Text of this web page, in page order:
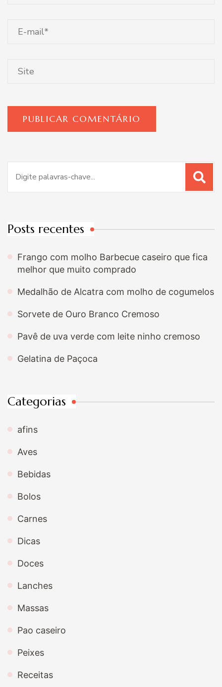
por:
Posts recentes
Frango com molho Barbecue caseiro que fica
melhor que muito comprado
Medalhão de Alcatra com molho de cogumelos
Sorvete de Ouro Branco Cremoso
Pavê de uva verde com leite ninho cremoso
Gelatina de Paçoca
Categorias
afins
Aves
Bebidas
Bolos
Carnes
Dicas
Doces
Lanches
Massas
Pao caseiro
Peixes
Receitas